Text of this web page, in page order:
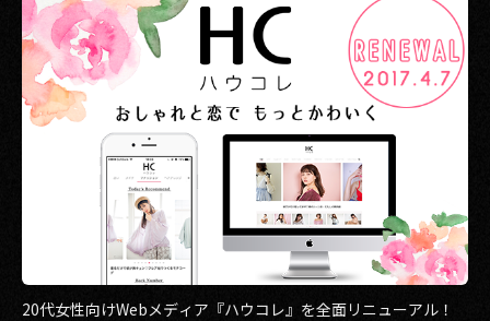
20代女性向けWebメディア『ハウコレ』を全面リニューアル！